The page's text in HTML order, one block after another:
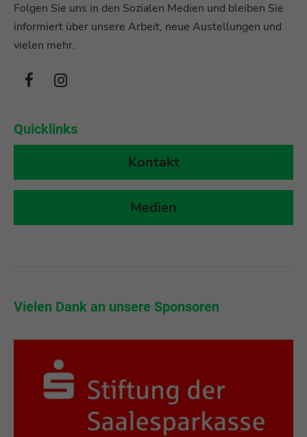
Folgen Sie uns in den Sozialen Medien und bleiben Sie
informiert über unsere Arbeit, neue Austellungen und
vielen mehr.
Quicklinks
Kontakt
Medien
Vielen Dank an unsere Sponsoren